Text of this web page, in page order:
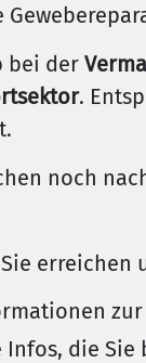
bei der
.
noch
erreichen
die Sie